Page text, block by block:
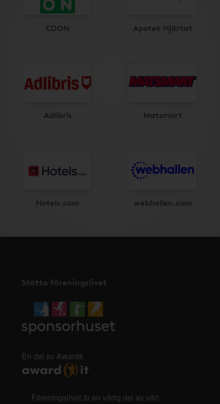
CDON Apotek Hjärtat
Adlibris Matsmart
Hotels.com webhallen.com
Stötta föreningslivet
En del av AwardIt
Föreningslivet är en viktig del av vårt